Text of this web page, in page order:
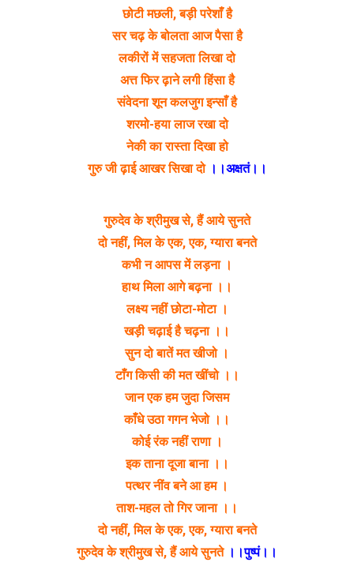
छोटी मछली, बड़ी परेशाँ है
सर चढ़ के बोलता आज पैसा है
लकीरों में सहजता लिखा दो
अत्त फिर ढ़ाने लगी हिंसा है
संवेदना शून कलजुग इन्साँ है
शरमो-हया लाज रखा दो
नेकी का रास्ता दिखा हो
गुरु जी ढ़ाई आखर सिखा दो ।।अक्षतं।।
गुरुदेव के श्रीमुख से, हैं आये सुनते
दो नहीं, मिल के एक, एक, ग्यारा बनते
कभी न आपस में लड़ना ।
हाथ मिला आगे बढ़ना ।।
लक्ष्य नहीं छोटा-मोटा ।
खड़ी चढ़ाई है चढ़ना ।।
सुन दो बातें मत खीजो ।
टाँग किसी की मत खींचो ।।
जान एक हम जुदा जिसम
काँधे उठा गगन भेजो ।।
कोई रंक नहीं राणा ।
इक ताना दूजा बाना ।।
पत्थर नींव बने आ हम ।
ताश-महल तो गिर जाना ।।
दो नहीं, मिल के एक, एक, ग्यारा बनते
गुरुदेव के श्रीमुख से, हैं आये सुनते ।।पुष्पं।।